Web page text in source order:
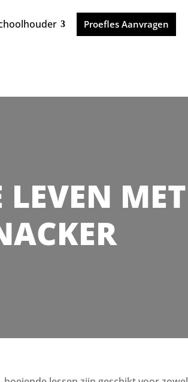
Proefles Aanvragen
LEVEN MET